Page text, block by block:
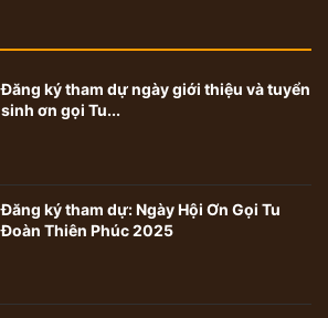
Đăng ký tham dự ngày giới thiệu và tuyển
sinh ơn gọi Tu...
Đăng ký tham dự: Ngày Hội Ơn Gọi Tu
Đoàn Thiên Phúc 2025